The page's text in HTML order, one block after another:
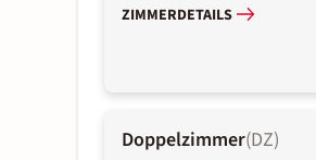
ZIMMERDETAILS
Doppelzimmer(DZ)